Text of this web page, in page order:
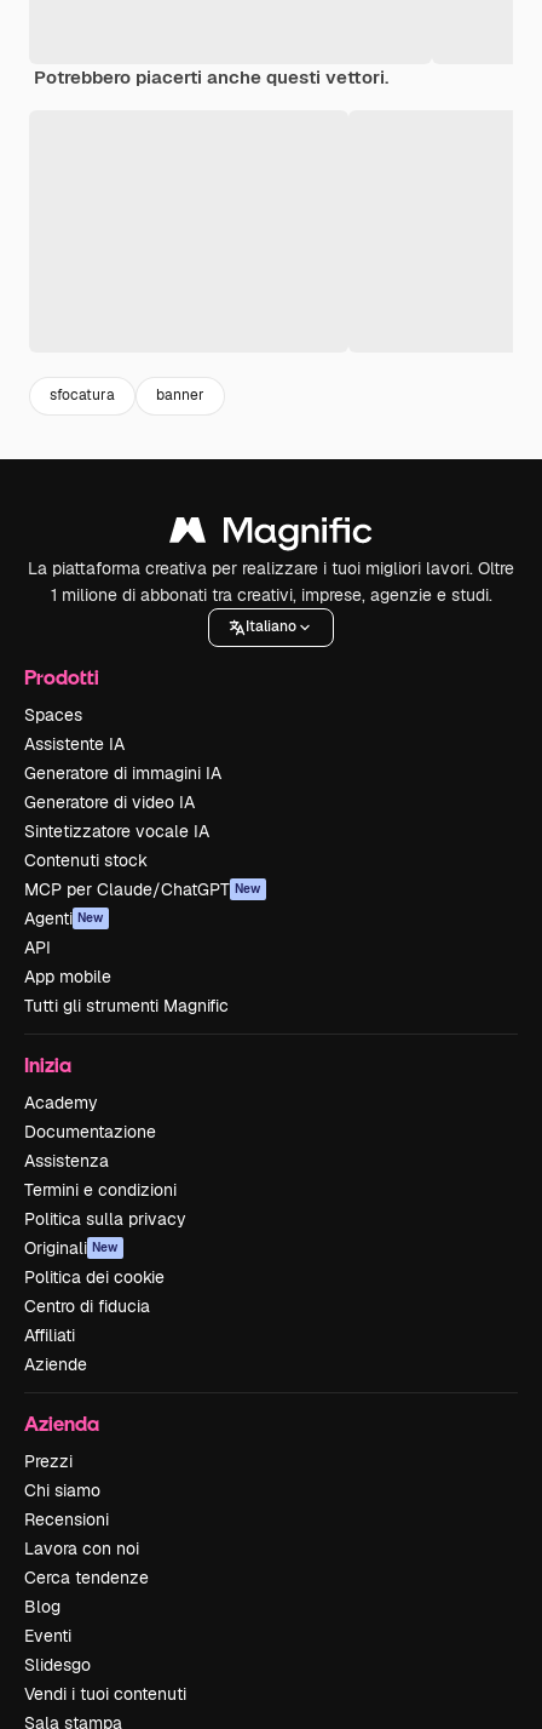
Potrebbero piacerti anche questi vettori.
sfocatura banner
La piattaforma creativa per realizzare i tuoi migliori lavori. Oltre
1 milione di abbonati tra creativi, imprese, agenzie e studi.
Italiano
Prodotti
Spaces
Assistente IA
Generatore di immagini IA
Generatore di video IA
Sintetizzatore vocale IA
Contenuti stock
MCP per Claude/ChatGPT New
Agenti New
API
App mobile
Tutti gli strumenti Magnific
Inizia
Academy
Documentazione
Assistenza
Termini e condizioni
Politica sulla privacy
Originali New
Politica dei cookie
Centro di fiducia
Affiliati
Aziende
Azienda
Prezzi
Chi siamo
Recensioni
Lavora con noi
Cerca tendenze
Blog
Eventi
Slidesgo
Vendi i tuoi contenuti
Sala stampa